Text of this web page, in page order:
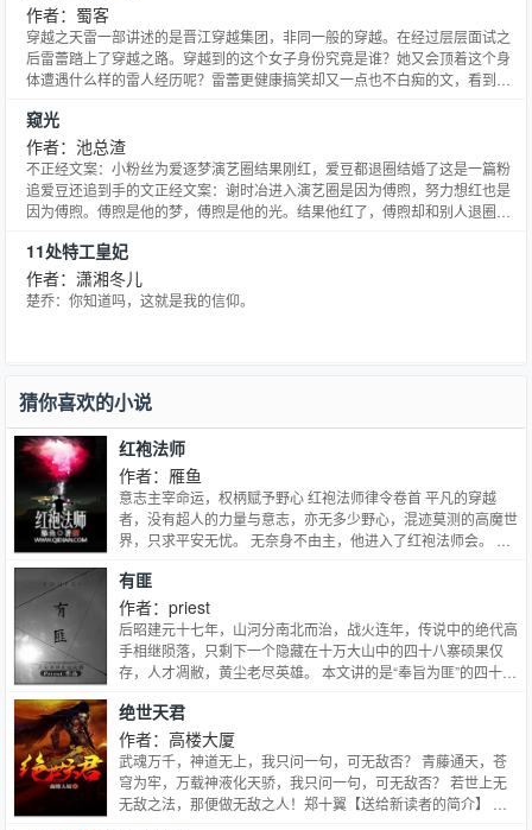
作者：蜀客
穿越之天雷一部讲述的是晋江穿越集团，非同一般的穿越。在经过层层面试之
后雷蕾踏上了穿越之路。穿越到的这个女子身份究竟是谁？她又会顶着这个身
体遭遇什么样的雷人经历呢？雷蕾更健康搞笑却又一点也不白痴的文，看到最
窥光
作者：池总渣
不正经文案：小粉丝为爱逐梦演艺圈结果刚红，爱豆都退圈结婚了这是一篇粉
追爱豆还追到手的文正经文案：谢时冶进入演艺圈是因为傅煦，努力想红也是
因为傅煦。傅煦是他的梦，傅煦是他的光。结果他红了，傅煦却和别人退圈结
帝耶？”谢时冶咬牙切齿：“说得对，我可讨厌死他了。有他没我，有我没他！”
然而……夜深人静，独自一人时，谢时冶点开装满了傅煦视频的文件夹****。
影帝攻x顶流受*受不是三，攻也没婚内出轨！傅煦/攻（是念xu！不是xi！）x谢
11处特工皇妃
作者：潇湘冬儿
楚乔：你知道吗，这就是我的信仰。
猜你喜欢的小说
红袍法师
作者：雁鱼
意志主宰命运，权柄赋予野心 红袍法师律令卷首 平凡的穿越
者，没有超人的力量与意志，亦无多少野心，混迹莫测的高魔世
界，只求平安无忧。 无奈身不由主，他进入了红袍法师会。 臭
残酷如同蛊盆般的淘汰，就只有悲惨的死去，沦为各类邪恶魔法
的实验品。 他是否还能够如他所愿地生存下去？ 一个dnd外行
人瞎编的伪dndYY，请理智对待。 由于缺少经验，前期情节安
排失误，吸引力不足，坚持阅读会有惊喜。
有匪
作者：priest
后昭建元十七年，山河分南北而治，战火连年，传说中的绝代高
手相继陨落，只剩下一个隐藏在十万大山中的四十八寨硕果仅
存，人才凋敝，黄尘老尽英雄。 本文讲的是“奉旨为匪”的四十八
事。 本文出场人物众多，各有故事，主人公性格有趣，剧情起
落分明，可读性较强。
绝世天君
作者：高楼大厦
武魂万千，神道无上，我只问一句，可无敌否？ 青藤通天，苍
穹为牢，万载神液化天骄，我只问一句，可无敌否？ 若世上无
无敌之法，那便做无敌之人！郑十翼【送给新读者的简介】 这